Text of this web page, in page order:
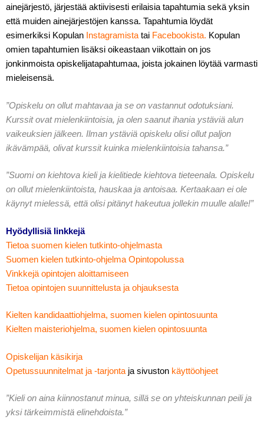
ainejärjestö, järjestää aktiivisesti erilaisia tapahtumia sekä yksin
että muiden ainejärjestöjen kanssa. Tapahtumia löydät
esimerkiksi Kopulan Instagramista tai Facebookista. Kopulan
omien tapahtumien lisäksi oikeastaan viikottain on jos
jonkinmoista opiskelijatapahtumaa, joista jokainen löytää varmasti
mieleisensä.
”Opiskelu on ollut mahtavaa ja se on vastannut odotuksiani.
Kurssit ovat mielenkiintoisia, ja olen saanut ihania ystäviä alun
vaikeuksien jälkeen. Ilman ystäviä opiskelu olisi ollut paljon
ikävämpää, olivat kurssit kuinka mielenkiintoisia tahansa.”
”Suomi on kiehtova kieli ja kielitiede kiehtova tieteenala. Opiskelu
on ollut mielenkiintoista, hauskaa ja antoisaa. Kertaakaan ei ole
käynyt mielessä, että olisi pitänyt hakeutua jollekin muulle alalle!”
Hyödyllisiä linkkejä
Tietoa suomen kielen tutkinto-ohjelmasta
Suomen kielen tutkinto-ohjelma Opintopolussa
Vinkkejä opintojen aloittamiseen
Tietoa opintojen suunnittelusta ja ohjauksesta
Kielten kandidaattiohjelma, suomen kielen opintosuunta
Kielten maisteriohjelma, suomen kielen opintosuunta
Opiskelijan käsikirja
Opetussuunnitelmat ja -tarjonta ja sivuston käyttöohjeet
”Kieli on aina kiinnostanut minua, sillä se on yhteiskunnan peili ja
yksi tärkeimmistä elinehdoista.”